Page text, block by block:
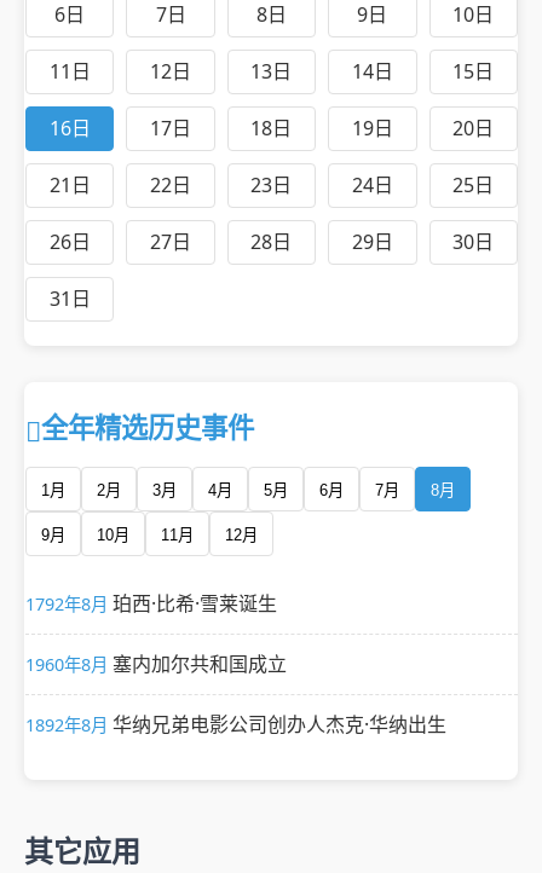
6日 7日 8日 9日 10日
11日 12日 13日 14日 15日
16日 17日 18日 19日 20日
21日 22日 23日 24日 25日
26日 27日 28日 29日 30日
31日
全年精选历史事件
1月 2月 3月 4月 5月 6月 7月 8月
9月 10月 11月 12月
1792年8月 珀西·比希·雪莱诞生
1960年8月 塞内加尔共和国成立
1892年8月 华纳兄弟电影公司创办人杰克·华纳出生
其它应用